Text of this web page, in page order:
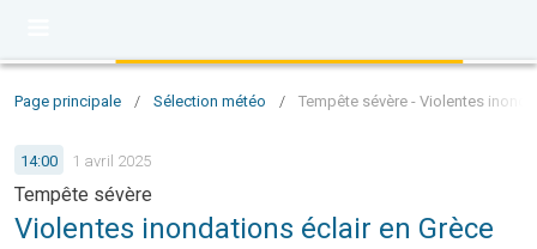
Page principale / Sélection météo / Tempête sévère - Violentes
14:00 1 avril 2025
Tempête sévère
Violentes inondations éclair en Grèce